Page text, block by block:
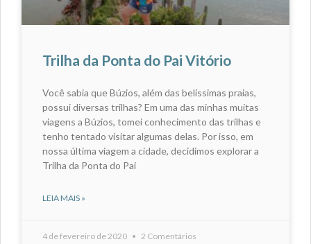
Trilha da Ponta do Pai Vitório
Você sabia que Búzios, além das belíssimas praias,
possui diversas trilhas? Em uma das minhas muitas
viagens a Búzios, tomei conhecimento das trilhas e
tenho tentado visitar algumas delas. Por isso, em
nossa última viagem a cidade, decidimos explorar a
Trilha da Ponta do Pai
LEIA MAIS »
4 de fevereiro de 2020 2 Comentários